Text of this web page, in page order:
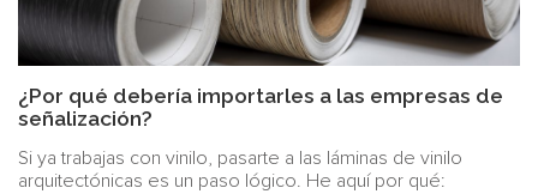
¿Por qué debería importarles a las empresas de
señalización?
Si ya trabajas con vinilo, pasarte a las láminas de vinilo
arquitectónicas es un paso lógico. He aquí por qué: